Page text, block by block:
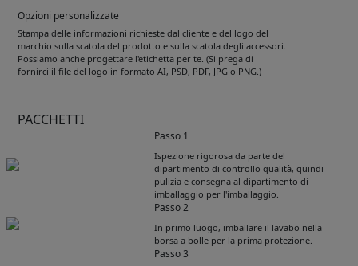
Opzioni personalizzate
Stampa delle informazioni richieste dal cliente e del logo del
marchio sulla scatola del prodotto e sulla scatola degli accessori.
Possiamo anche progettare l'etichetta per te. (Si prega di
fornirci il file del logo in formato AI, PSD, PDF, JPG o PNG.)
PACCHETTI
Passo 1
Ispezione rigorosa da parte del
dipartimento di controllo qualità, quindi
pulizia e consegna al dipartimento di
imballaggio per l'imballaggio.
Passo 2
In primo luogo, imballare il lavabo nella
borsa a bolle per la prima protezione.
Passo 3